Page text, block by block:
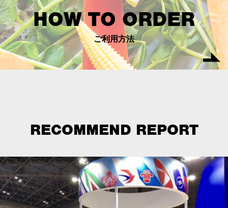
HOW TO ORDER
ご利用方法
RECOMMEND REPORT